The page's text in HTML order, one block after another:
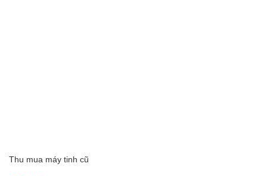
Thu mua máy tinh cũ